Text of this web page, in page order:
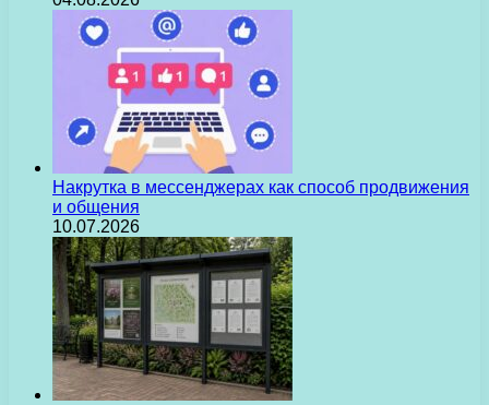
Накрутка в мессенджерах как способ продвижения
и общения
10.07.2026